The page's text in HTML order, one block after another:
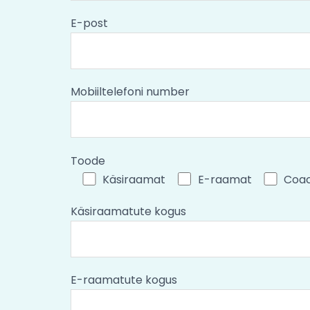
E-post
Mobiiltelefoni number
Toode
Käsiraamat
E-raamat
Käsiraamatute kogus
E-raamatute kogus